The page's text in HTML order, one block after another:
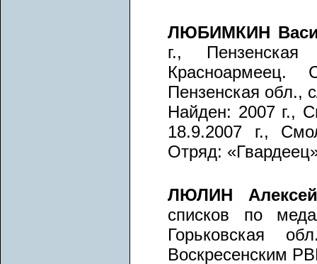
ЛЮБИМКИН
г.,
Красноармеец.
Пензенская обл.,
Найден: 2007 г.,
18.9.2007 г.,
Отряд:
ЛЮЛИН
списков по
Горьковская
Воскресенским